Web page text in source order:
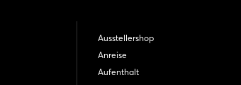
Ausstellershop
Anreise
Aufenthalt